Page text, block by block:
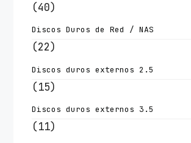
(40)
Discos Duros de Red / NAS
(22)
Discos duros externos 2.5
(15)
Discos duros externos 3.5
(11)